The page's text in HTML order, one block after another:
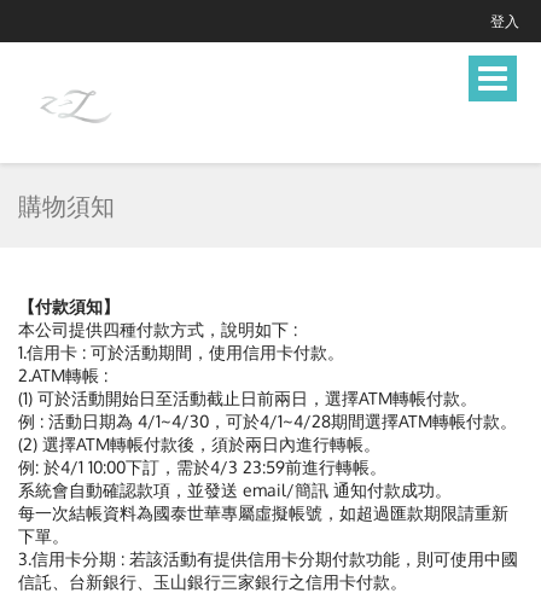
登入
Toggle
購物須知
【付款須知】
本公司提供四種付款方式，說明如下 :
1.信用卡 : 可於活動期間，使用信用卡付款。
2.ATM轉帳 :
(1) 可於活動開始日至活動截止日前兩日，選擇ATM轉帳付款。
例 : 活動日期為 4/1~4/30，可於4/1~4/28期間選擇ATM轉帳付款。
(2) 選擇ATM轉帳付款後，須於兩日內進行轉帳。
例: 於4/1 10:00下訂，需於4/3 23:59前進行轉帳。
系統會自動確認款項，並發送 email/簡訊 通知付款成功。
每一次結帳資料為國泰世華專屬虛擬帳號，如超過匯款期限請重新
下單。
3.信用卡分期 : 若該活動有提供信用卡分期付款功能，則可使用中國
信託、台新銀行、玉山銀行三家銀行之信用卡付款。